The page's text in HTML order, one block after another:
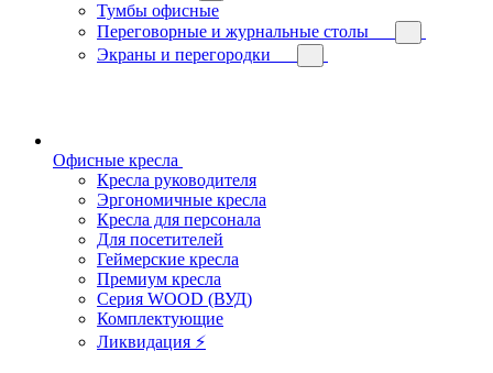
Тумбы офисные
Переговорные и журнальные столы
Экраны и перегородки
Офисные кресла
Кресла руководителя
Эргономичные кресла
Кресла для персонала
Для посетителей
Геймерские кресла
Премиум кресла
Серия WOOD (ВУД)
Комплектующие
Ликвидация ⚡